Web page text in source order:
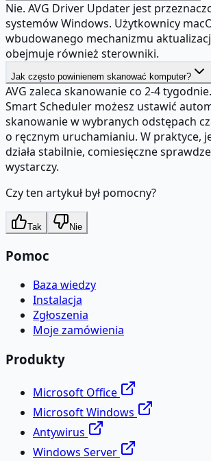
Nie. AVG Driver Updater jest
systemów Windows. Użytkownicy
wbudowanego mechanizmu
obejmuje również sterowniki.
Jak często powinienem skanować komputer?
AVG zaleca skanowanie co 2-4
Smart Scheduler możesz ustawić
skanowanie w wybranych odstępach
o ręcznym uruchamianiu. W praktyce,
działa stabilnie, comiesięczne
wystarczy.
Czy ten artykuł był pomocny?
Tak Nie
Pomoc
Baza wiedzy
Instalacja
Zgłoszenia
Moje zamówienia
Produkty
Microsoft Office
Microsoft Windows
Antywirus
Windows Server